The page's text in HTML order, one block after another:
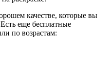
качестве, которые вы
еще бесплатные
по возрастам: